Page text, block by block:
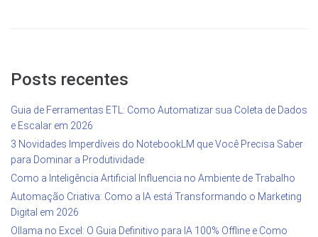
Posts recentes
Guia de Ferramentas ETL: Como Automatizar sua Coleta de Dados
e Escalar em 2026
3 Novidades Imperdíveis do NotebookLM que Você Precisa Saber
para Dominar a Produtividade
Como a Inteligência Artificial Influencia no Ambiente de Trabalho
Automação Criativa: Como a IA está Transformando o Marketing
Digital em 2026
Ollama no Excel: O Guia Definitivo para IA 100% Offline e Como